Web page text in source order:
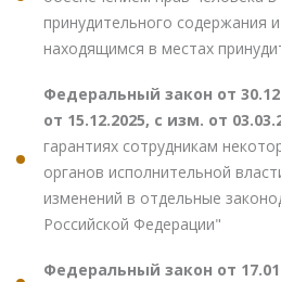
принудительного содержания
находящимся в местах
Федеральный закон от
от 15.12.2025, с изм. от
гарантиях сотрудникам
органов исполнительной
изменений в отдельные
Российской Федерации"
Федеральный закон от